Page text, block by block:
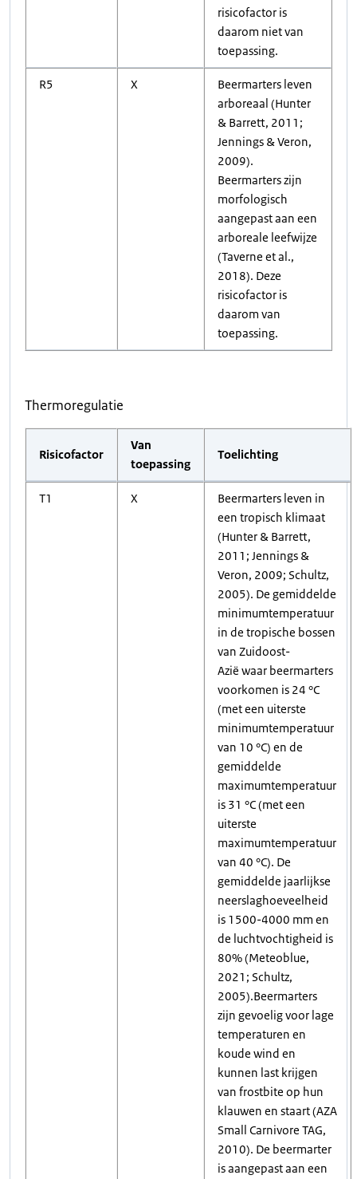
risicofactor is
daarom niet van
toepassing.
R5 X
Beermarters leven
arboreaal (Hunter
& Barrett, 2011;
Jennings & Veron,
2009).
Beermarters zijn
morfologisch
aangepast aan een
arboreale leefwijze
(Taverne et al.,
2018). Deze
risicofactor is
daarom van
toepassing.
Thermoregulatie
Risicofactor
Van
toepassing
Toelichting
T1 X
Beermarters leven in
een tropisch klimaat
(Hunter & Barrett,
2011; Jennings &
Veron, 2009; Schultz,
2005). De gemiddelde
minimumtemperatuur
in de tropische bossen
van Zuidoost-
Azië waar beermarters
voorkomen is 24 °C
(met een uiterste
minimumtemperatuur
van 10 °C) en de
gemiddelde
maximumtemperatuur
is 31 °C (met een
uiterste
maximumtemperatuur
van 40 °C). De
gemiddelde jaarlijkse
neerslaghoeveelheid
is 1500-4000 mm en
de luchtvochtigheid is
80% (Meteoblue,
2021; Schultz,
2005).Beermarters
zijn gevoelig voor lage
temperaturen en
koude wind en
kunnen last krijgen
van frostbite op hun
klauwen en staart (AZA
Small Carnivore TAG,
2010). De beermarter
is aangepast aan een